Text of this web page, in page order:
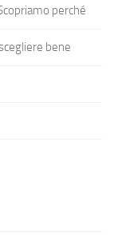
perché
bene